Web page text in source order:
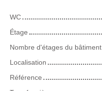
WC
Étage
Nombre d'étages du bâtiment
Localisation
Référence